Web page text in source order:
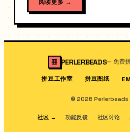
阅读更多 →
PERLERBEADS—免费
拼豆工作室 拼豆图纸
© 2026
社区 → 功能反馈 社区讨论